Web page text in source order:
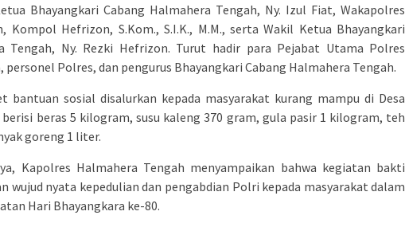
Bhayangkari Cabang Halmahera Tengah, Ny. Izul Fiat, Wakapolres
Kompol Hefrizon, S.Kom., S.I.K., M.M., serta Wakil Ketua Bhayangkari
Tengah, Ny. Rezki Hefrizon. Turut hadir para Pejabat Utama Polres
personel Polres, dan pengurus Bhayangkari Cabang Halmahera Tengah.
bantuan sosial disalurkan kepada masyarakat kurang mampu di Desa
beras 5 kilogram, susu kaleng 370 gram, gula pasir 1 kilogram, teh
goreng 1 liter.
Kapolres Halmahera Tengah menyampaikan bahwa kegiatan bakti
wujud nyata kepedulian dan pengabdian Polri kepada masyarakat dalam
Hari Bhayangkara ke-80.